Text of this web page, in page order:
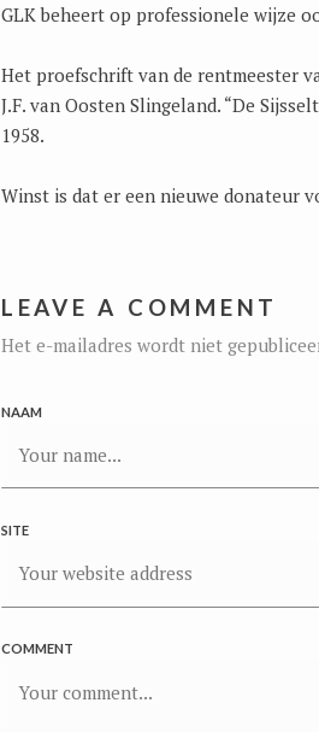
GLK beheert op professionele wijze
Het proefschrift van de rentmeester
J.F. van Oosten Slingeland. “De
1958.
Winst is dat er een nieuwe donateur
LEAVE A COMMENT
Het e-mailadres wordt niet
NAAM
SITE
COMMENT